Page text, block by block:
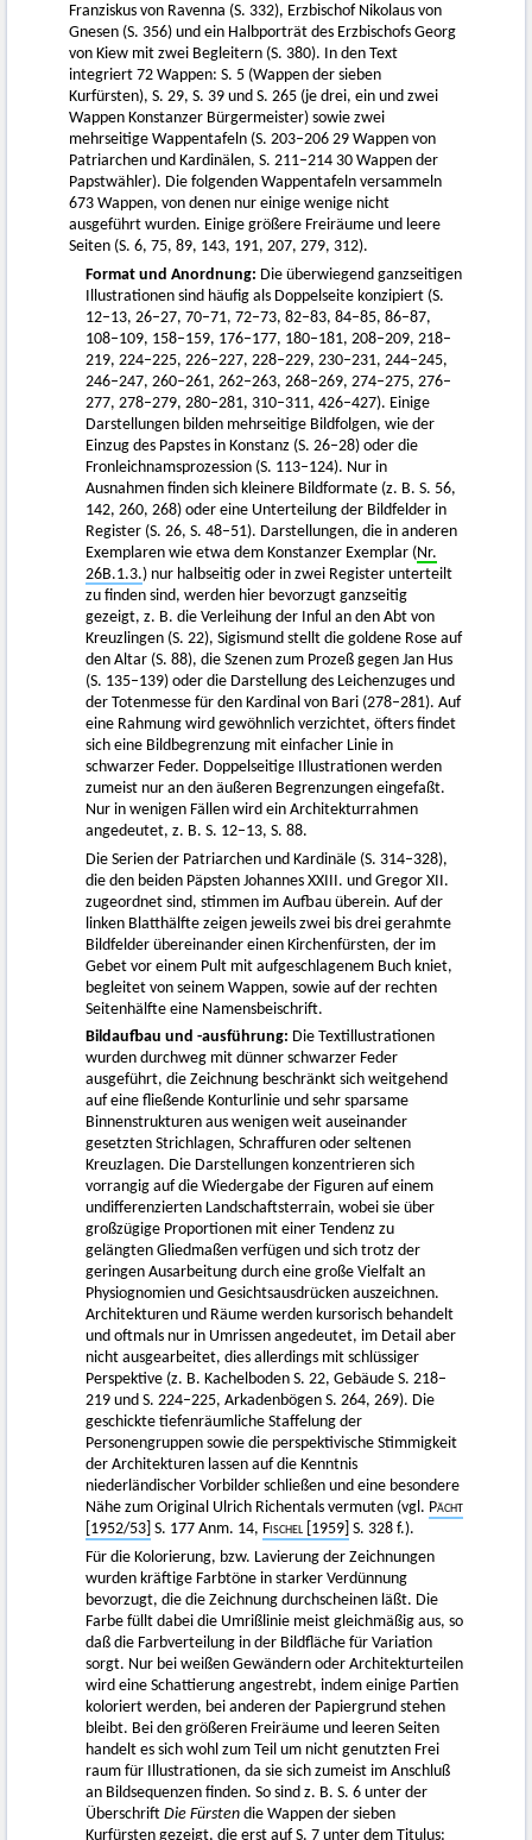
Franziskus von Ravenna (S. 332), Erzbischof Nikolaus von
Gnesen (S. 356) und ein Halbporträt des Erzbischofs Georg
von Kiew mit zwei Begleitern (S. 380). In den Text
integriert 72 Wappen: S. 5 (Wappen der sieben
Kurfürsten), S. 29, S. 39 und S. 265 (je drei, ein und zwei
Wappen Konstanzer Bürgermeister) sowie zwei
mehrseitige Wappentafeln (S. 203–206 29 Wappen von
Patriarchen und Kardinälen, S. 211–214 30 Wappen der
Papstwähler). Die folgenden Wappentafeln versammeln
673 Wappen, von denen nur einige wenige nicht
ausgeführt wurden. Einige größere Freiräume und leere
Seiten (S. 6, 75, 89, 143, 191, 207, 279, 312).
Format und Anordnung: Die überwiegend ganzseitigen
Illustrationen sind häufig als Doppelseite konzipiert (S.
12–13, 26–27, 70–71, 72–73, 82–83, 84–85, 86–87,
108–109, 158–159, 176–177, 180–181, 208–209, 218–
219, 224–225, 226–227, 228–229, 230–231, 244–245,
246–247, 260–261, 262–263, 268–269, 274–275, 276–
277, 278–279, 280–281, 310–311, 426–427). Einige
Darstellungen bilden mehrseitige Bildfolgen, wie der
Einzug des Papstes in Konstanz (S. 26–28) oder die
Fronleichnamsprozession (S. 113–124). Nur in
Ausnahmen finden sich kleinere Bildformate (z. B. S. 56,
142, 260, 268) oder eine Unterteilung der Bildfelder in
Register (S. 26, S. 48–51). Darstellungen, die in anderen
Exemplaren wie etwa dem Konstanzer Exemplar ( Nr.
26B.1.3.) nur halbseitig oder in zwei Register unterteilt
zu finden sind, werden hier bevorzugt ganzseitig
gezeigt, z. B. die Verleihung der Inful an den Abt von
Kreuzlingen (S. 22), Sigismund stellt die goldene Rose auf
den Altar (S. 88), die Szenen zum Prozeß gegen Jan Hus
(S. 135–139) oder die Darstellung des Leichenzuges und
der Totenmesse für den Kardinal von Bari (278–281). Auf
eine Rahmung wird gewöhnlich verzichtet, öfters findet
sich eine Bildbegrenzung mit einfacher Linie in
schwarzer Feder. Doppelseitige Illustrationen werden
zumeist nur an den äußeren Begrenzungen eingefaßt.
Nur in wenigen Fällen wird ein Architekturrahmen
angedeutet, z. B. S. 12–13, S. 88.
Die Serien der Patriarchen und Kardinäle (S. 314–328),
die den beiden Päpsten Johannes XXIII. und Gregor XII.
zugeordnet sind, stimmen im Aufbau überein. Auf der
linken Blatthälfte zeigen jeweils zwei bis drei gerahmte
Bildfelder übereinander einen Kirchenfürsten, der im
Gebet vor einem Pult mit aufgeschlagenem Buch kniet,
begleitet von seinem Wappen, sowie auf der rechten
Seitenhälfte eine Namensbeischrift.
Bildaufbau und -ausführung: Die Textillustrationen
wurden durchweg mit dünner schwarzer Feder
ausgeführt, die Zeichnung beschränkt sich weitgehend
auf eine fließende Konturlinie und sehr sparsame
Binnenstrukturen aus wenigen weit auseinander
gesetzten Strichlagen, Schraffuren oder seltenen
Kreuzlagen. Die Darstellungen konzentrieren sich
vorrangig auf die Wiedergabe der Figuren auf einem
undifferenzierten Landschaftsterrain, wobei sie über
großzügige Proportionen mit einer Tendenz zu
gelängten Gliedmaßen verfügen und sich trotz der
geringen Ausarbeitung durch eine große Vielfalt an
Physiognomien und Gesichtsausdrücken auszeichnen.
Architekturen und Räume werden kursorisch behandelt
und oftmals nur in Umrissen angedeutet, im Detail aber
nicht ausgearbeitet, dies allerdings mit schlüssiger
Perspektive (z. B. Kachelboden S. 22, Gebäude S. 218–
219 und S. 224–225, Arkadenbögen S. 264, 269). Die
geschickte tiefenräumliche Staffelung der
Personengruppen sowie die perspektivische Stimmigkeit
der Architekturen lassen auf die Kenntnis
niederländischer Vorbilder schließen und eine besondere
Nähe zum Original Ulrich Richentals vermuten (vgl. Pächt
[1952/53] S. 177 Anm. 14, Fischel [1959] S. 328 f.).
Für die Kolorierung, bzw. Lavierung der Zeichnungen
wurden kräftige Farbtöne in starker Verdünnung
bevorzugt, die die Zeichnung durchscheinen läßt. Die
Farbe füllt dabei die Umrißlinie meist gleichmäßig aus, so
daß die Farbverteilung in der Bildfläche für Variation
sorgt. Nur bei weißen Gewändern oder Architekturteilen
wird eine Schattierung angestrebt, indem einige Partien
koloriert werden, bei anderen der Papiergrund stehen
bleibt. Bei den größeren Freiräume und leeren Seiten
handelt es sich wohl zum Teil um nicht genutzten Frei
raum für Illustrationen, da sie sich zumeist im Anschluß
an Bildsequenzen finden. So sind z. B. S. 6 unter der
Überschrift Die Fürsten die Wappen der sieben
Kurfürsten gezeigt, die erst auf S. 7 unter dem Titulus: